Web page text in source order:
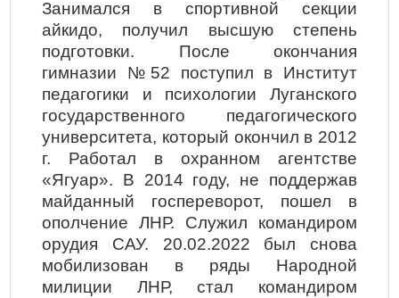
Занимался в спортивной секции
айкидо, получил высшую степень
подготовки. После окончания
гимназии №52 поступил в Институт
педагогики и психологии Луганского
государственного педагогического
университета, который окончил в 2012
г. Работал в охранном агентстве
«Ягуар». В 2014 году, не поддержав
майданный госпереворот, пошел в
ополчение ЛНР. Служил командиром
орудия САУ. 20.02.2022 был снова
мобилизован в ряды Народной
милиции ЛНР, стал командиром